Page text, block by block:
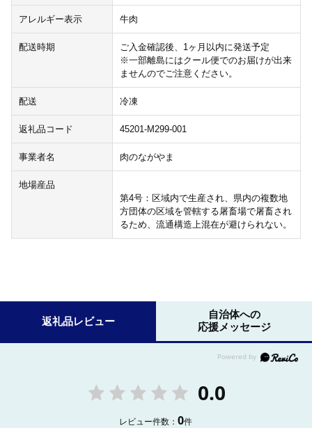
アレルギー表示 牛肉
配送時期
ご入金確認後、1ヶ月以内に発送予定
※一部離島にはクール便でのお届けが出来
ませんのでご注意ください。
配送 冷凍
返礼品コード 45201-M299-001
事業者名 肉のながやま
地場産品
第4号：区域内で生産され、県内の複数地
方団体の区域を管轄する屠畜場で屠畜され
るため、流通構造上混在が避けられない。
返礼品レビュー
自治体への
応援メッセージ
0.0
レビュー件数：0件